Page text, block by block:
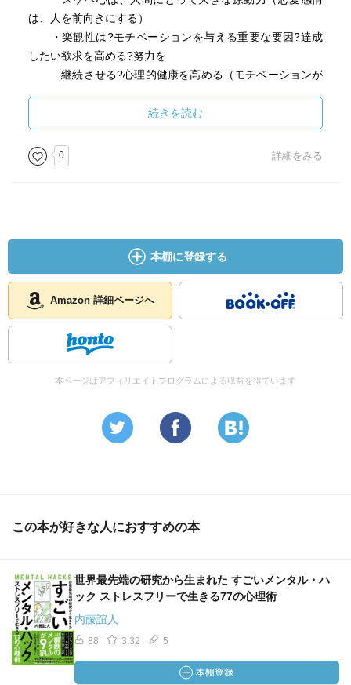
は、人を前向きにする）
・楽観性は?モチベーションを与える重要な要因?達成
したい欲求を高める?努力を
継続させる?心理的健康を高める（モチベーションが
・学習意欲の高さを決める最も重要な要因一位は、
『不安がないこと』。安心して、楽し
く生活できてこそ、積極性が生まれ、学習意欲が高
まる
★ウガンダの感想
仕事ができる人は、必ず勉強している。たくさんの本を
読み、たくさん学んでいる。だから
仕事もうまくいきます。そこには、秘密のトリックは存在
しません。やったもん勝ちです！！
『毎日楽しく勉強しよう！！』
・記憶するときは自分で考え、意味付けをする！意味
し、意味不明の事柄は、記憶
保持率が30％まで下がる。意味不明を記憶するのは
困難
・ニコニコ笑いながら記憶する。楽しく覚えたものほ
ど、記憶の定着は高い
・一日一時間必ず勉強する：パブソンの法則（一日一
続きを読む
0 詳細をみる
本棚に登録する
Amazon 詳細ページへ
本ページはアフィリエイトプログラムによる収益を得ています
この本が好きな人におすすめの本
世界最先端の研究から生まれた すごいメンタル・ハ
ック ストレスフリーで生きる77の心理術
内藤誼人
88 3.32 5